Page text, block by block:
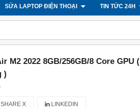
SỬA LAPTOP ĐIỆN THOẠI TIN TỨC 24H
M2 2022 8GB/256GB/8 Core GPU (
)
SHARE X LINKEDIN